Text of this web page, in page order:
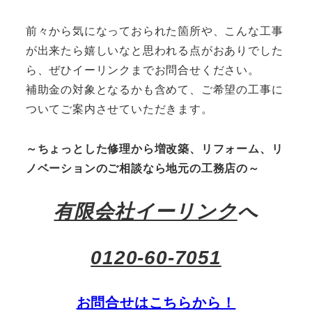
前々から気になっておられた箇所や、こんな工事
が出来たら嬉しいなと思われる点がおありでした
ら、ぜひイーリンクまでお問合せください。
補助金の対象となるかも含めて、ご希望の工事に
ついてご案内させていただきます。
～ちょっとした修理から増改築、リフォーム、リ
ノベーションのご相談なら地元の工務店の～
有限会社イーリンクへ
0120-60-7051
お問合せはこちらから！